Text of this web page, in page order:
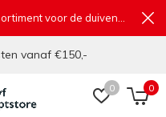
0 0
vanaf €150,-